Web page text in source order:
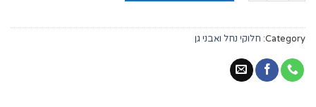
Category: חלוקי נחל ואבני גן